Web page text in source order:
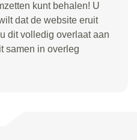
kunt behalen! U
dat de website eruit
dit volledig overlaat aan
samen in overleg